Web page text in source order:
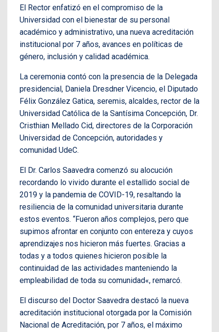
El Rector enfatizó en el compromiso de la
Universidad con el bienestar de su personal
académico y administrativo, una nueva acreditación
institucional por 7 años, avances en políticas de
género, inclusión y calidad académica.
La ceremonia contó con la presencia de la Delegada
presidencial, Daniela Dresdner Vicencio, el Diputado
Félix González Gatica, seremis, alcaldes, rector de la
Universidad Católica de la Santísima Concepción, Dr.
Cristhian Mellado Cid, directores de la Corporación
Universidad de Concepción, autoridades y
comunidad UdeC.
El Dr. Carlos Saavedra comenzó su alocución
recordando lo vivido durante el estallido social de
2019 y la pandemia de COVID-19, resaltando la
resiliencia de la comunidad universitaria durante
estos eventos. “Fueron años complejos, pero que
supimos afrontar en conjunto con entereza y cuyos
aprendizajes nos hicieron más fuertes. Gracias a
todas y a todos quienes hicieron posible la
continuidad de las actividades manteniendo la
empleabilidad de toda su comunidad«, remarcó.
El discurso del Doctor Saavedra destacó la nueva
acreditación institucional otorgada por la Comisión
Nacional de Acreditación, por 7 años, el máximo